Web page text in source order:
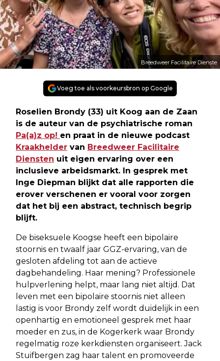
Breedweer Facilitaire Dienste
Voeg toe als voorkeursbron op Google
Roselien Brondy (33) uit Koog aan de Zaan
is de auteur van de psychiatrische roman
Pa(a)z op! en praat in de nieuwe podcast
Kraakhelder van Breedweer Facilitaire
Diensten uit eigen ervaring over een
inclusieve arbeidsmarkt. In gesprek met
Inge Diepman blijkt dat alle rapporten die
erover verschenen er vooral voor zorgen
dat het bij een abstract, technisch begrip
blijft.
De biseksuele Koogse heeft een bipolaire
stoornis en twaalf jaar GGZ-ervaring, van de
gesloten afdeling tot aan de actieve
dagbehandeling. Haar mening? Professionele
hulpverlening helpt, maar lang niet altijd. Dat
leven met een bipolaire stoornis niet alleen
lastig is voor Brondy zelf wordt duidelijk in een
openhartig en emotioneel gesprek met haar
moeder en zus, in de Kogerkerk waar Brondy
regelmatig roze kerkdiensten organiseert. Jack
Stuifbergen zag haar talent en promoveerde